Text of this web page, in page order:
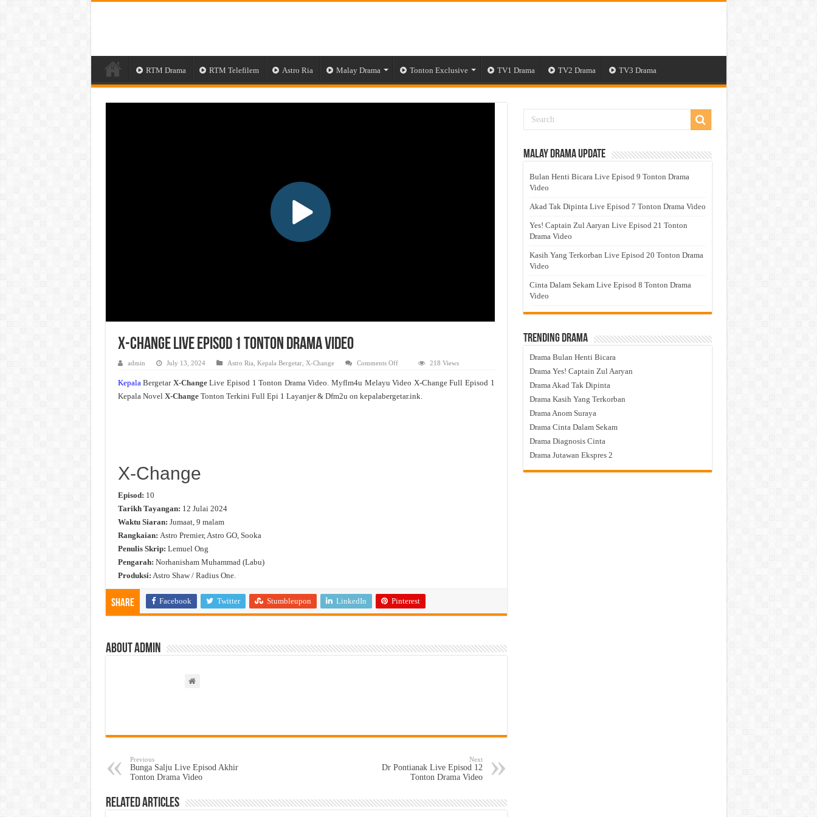
RTM Drama RTM Telefilem Astro Ria Malay Drama Tonton Exclusive TV1 Drama TV2 Drama TV3 Drama
X-Change Live Episod 1 Tonton Drama Video
admin July 13, 2024 Astro Ria Kepala Bergetar, X-Change Comments Offon
Live
1
218 Views
KepalaBergetar X-ChangeLive Episod 1 Tonton Drama Video. Myflm4u Melayu Video X-Change Full Episod 1
Kepala NovelX-Change Tonton Terkini Full Epi 1 Layanjer & Dfm2u on kepalabergetar.ink.
X-Change
Episod: 10
Tarikh Tayangan: 12 Julai 2024
Waktu Siaran: Jumaat, 9 malam
Rangkaian: Astro Premier, Astro GO, Sooka
Penulis Skrip: Lemuel Ong
Pengarah: Norhanisham Muhammad (Labu)
Produksi: Astro Shaw / Radius One.
Share Facebook Twitter Stumbleupon LinkedIn Pinterest
About admin
Previous
Bunga Salju Live Episod Akhir
Tonton Drama Video
Next
Dr Pontianak Live Episod 12
Tonton Drama Video
Related Articles
Malay Drama Update
Bulan Henti Bicara Live Episod 9 Tonton Drama
Video
Akad Tak Dipinta Live Episod 7 Tonton Drama Video
Yes! Captain Zul Aaryan Live Episod 21 Tonton
Drama Video
Kasih Yang Terkorban Live Episod 20 Tonton Drama
Video
Cinta Dalam Sekam Live Episod 8 Tonton Drama
Video
Trending Drama
Drama Bulan Henti Bicara
Drama Yes! Captain Zul Aaryan
Drama Akad Tak Dipinta
Drama Kasih Yang Terkorban
Drama Anom Suraya
Drama Cinta Dalam Sekam
Drama Diagnosis Cinta
Drama Jutawan Ekspres 2